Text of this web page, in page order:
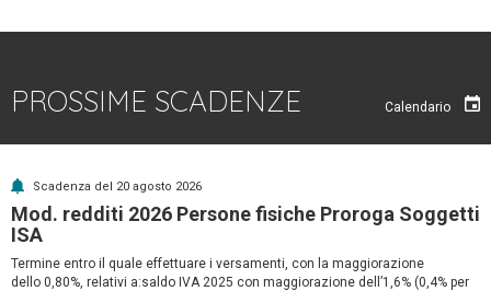
PROSSIME SCADENZE Calendario
Scadenza del 20 agosto 2026
Mod. redditi 2026 Persone fisiche Proroga Soggetti
ISA
Termine entro il quale effettuare i versamenti, con la maggiorazione
dello 0,80%, relativi a:saldo IVA 2025 con maggiorazione dell’1,6% (0,4% per